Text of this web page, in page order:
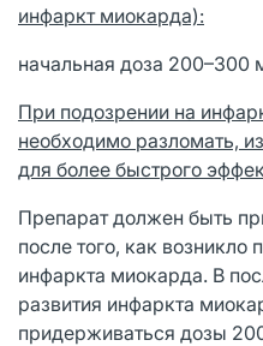
инфаркт миокарда):
начальная доза 200–300
При подозрении на
необходимо разломать,
для более быстрого
Препарат должен быть
после того, как возникло
инфаркта миокарда. В
развития инфаркта
придерживаться дозы